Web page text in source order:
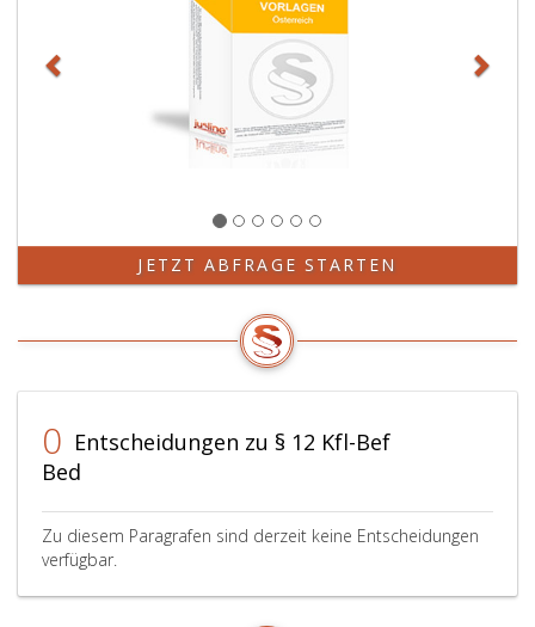
JETZT ABFRAGE STARTEN
0 Entscheidungen zu § 12 Kfl-Bef
Bed
Zu diesem Paragrafen sind derzeit keine Entscheidungen
verfügbar.